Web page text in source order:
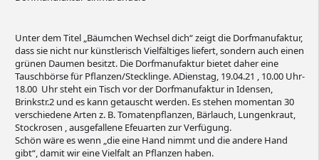
Unter dem Titel „Bäumchen Wechsel dich“ zeigt die Dorfmanufaktur,
dass sie nicht nur künstlerisch Vielfältiges liefert, sondern auch einen
grünen Daumen besitzt. Die Dorfmanufaktur bietet daher eine
Tauschbörse für Pflanzen/Stecklinge. ADienstag, 19.04.21 , 10.00 Uhr-
18.00 Uhr steht ein Tisch vor der Dorfmanufaktur in Idensen,
Brinkstr.2 und es kann getauscht werden. Es stehen momentan 30
verschiedene Arten z. B. Tomatenpflanzen, Bärlauch, Lungenkraut,
Stockrosen , ausgefallene Efeuarten zur Verfügung.
Schön wäre es wenn „die eine Hand nimmt und die andere Hand
gibt“, damit wir eine Vielfalt an Pflanzen haben.